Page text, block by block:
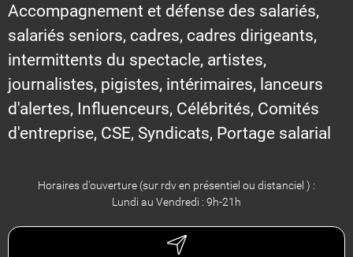
Accompagnement et défense des salariés,
salariés seniors, cadres, cadres dirigeants,
intermittents du spectacle, artistes,
journalistes, pigistes, intérimaires, lanceurs
d'alertes, Influenceurs, Célébrités, Comités
d'entreprise, CSE, Syndicats, Portage salarial
Horaires d'ouverture (sur rdv en présentiel ou distanciel ) :
Lundi au Vendredi : 9h-21h